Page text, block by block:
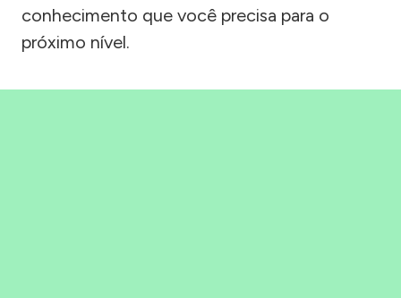
conhecimento que você precisa para o
próximo nível.